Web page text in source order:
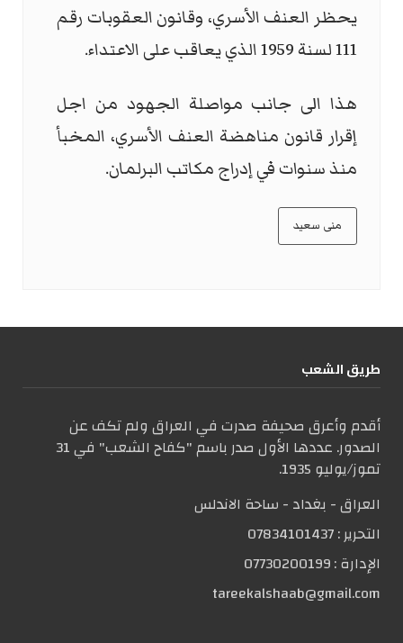
يحظر العنف الأسري، وقانون العقوبات رقم
111 لسنة 1959 الذي يعاقب على الاعتداء.
هذا الى جانب مواصلة الجهود من اجل
إقرار قانون مناهضة العنف الأسري، المخبأ
منذ سنوات في إدراج مكاتب البرلمان.
منى سعيد
طریق الشعب
أقدم وأعرق صحيفة صدرت في العراق ولم تكف عن
الصدور. عددها الأول صدر باسم "كفاح الشعب" في 31
تموز/يوليو 1935.
العراق - بغداد - ساحة الاندلس
التحریر :07834101437
الإدارة :07730200199
tareekalshaab@gmail.com